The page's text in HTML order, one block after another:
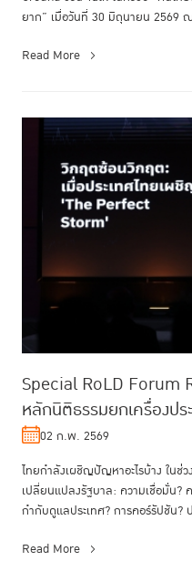
ยาก” เมื่อวันที่ 30 มิถุนายน 2569
Read More
Special RoLD Forum
หลักนิติธรรมยกเครื่องปร
02 ก.พ. 2569
ไทยกำลังเผชิญปัญหาอะไรบ้าง ในช่
เปลี่ยนแปลงรัฐบาล: ความเชื่อมั่น?
กำกับดูแลประเทศ? การคอร์รัปชัน
Read More